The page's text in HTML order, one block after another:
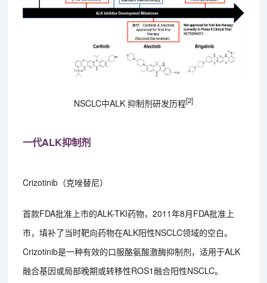
NSCLC中ALK 抑制剂研发历程[2]
一代ALK抑制剂
Crizotinib（克唑替尼）
首款FDA批准上市的ALK-TKI药物，2011年8月FDA批准上
市，填补了当时靶向药物在ALK阳性NSCLC领域的空白。
Crizotinib是一种有效的口服酪氨酸激酶抑制剂，适用于ALK
融合基因或局部晚期或转移性ROS1融合阳性NSCLC。